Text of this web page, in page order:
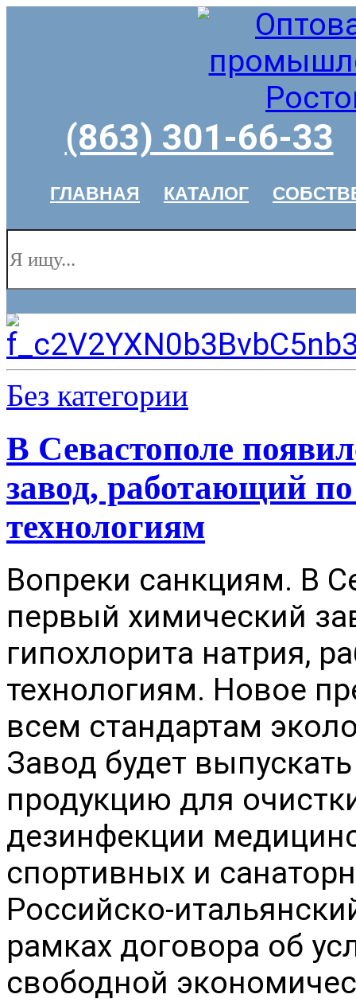
(863) 301-66-33
ГЛАВНАЯ КАТАЛОГ
Без категории
В Севастополе
завод, работающий
технологиям
Вопреки санкциям. В
первый химический
гипохлорита натрия,
технологиям. Новое
всем стандартам
Завод будет
продукцию для
дезинфекции
спортивных и
Российско-
рамках договора об
свободной